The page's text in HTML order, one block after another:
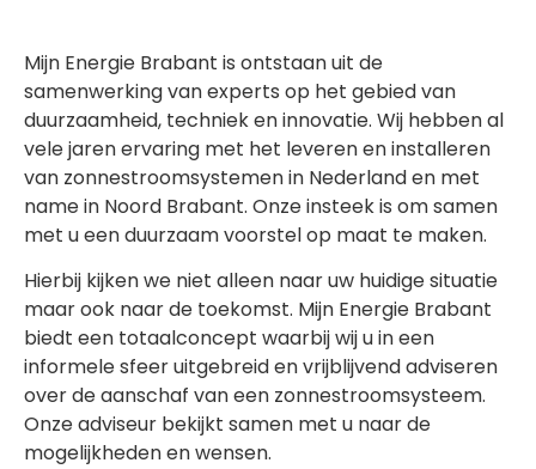
Mijn Energie Brabant is ontstaan uit de
samenwerking van experts op het gebied van
duurzaamheid, techniek en innovatie. Wij hebben al
vele jaren ervaring met het leveren en installeren
van zonnestroomsystemen in Nederland en met
name in Noord Brabant. Onze insteek is om samen
met u een duurzaam voorstel op maat te maken.
Hierbij kijken we niet alleen naar uw huidige situatie
maar ook naar de toekomst. Mijn Energie Brabant
biedt een totaalconcept waarbij wij u in een
informele sfeer uitgebreid en vrijblijvend adviseren
over de aanschaf van een zonnestroomsysteem.
Onze adviseur bekijkt samen met u naar de
mogelijkheden en wensen.